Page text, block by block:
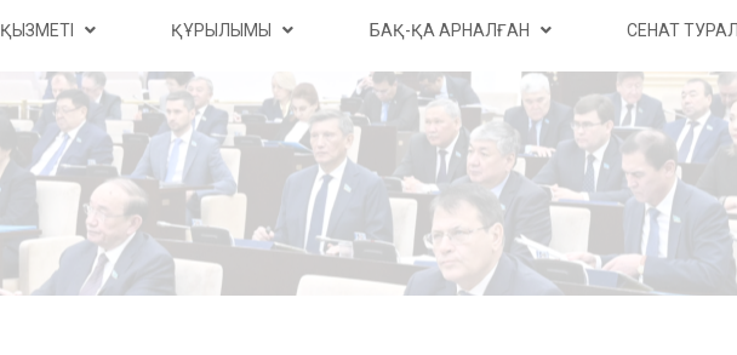
ҚЫЗМЕТІ ҚҰРЫЛЫМЫ БАҚ-ҚА АРНАЛҒАН СЕНАТ